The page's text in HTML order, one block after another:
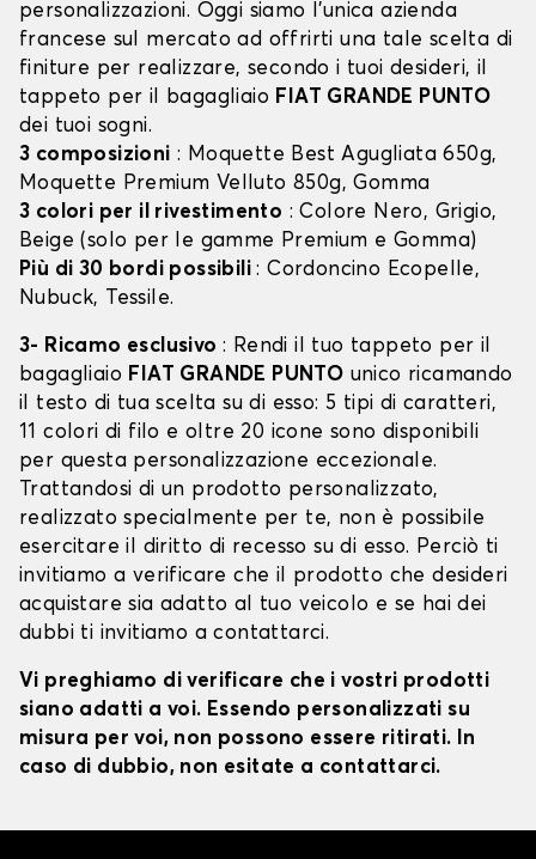
personalizzazioni. Oggi siamo l’unica azienda
francese sul mercato ad offrirti una tale scelta di
finiture per realizzare, secondo i tuoi desideri, il
tappeto per il bagagliaio FIAT GRANDE PUNTO
dei tuoi sogni.
3 composizioni : Moquette Best Agugliata 650g,
Moquette Premium Velluto 850g, Gomma
3 colori per il rivestimento : Colore Nero, Grigio,
Beige (solo per le gamme Premium e Gomma)
Più di 30 bordi possibili: Cordoncino Ecopelle,
Nubuck, Tessile.
3- Ricamo esclusivo : Rendi il tuo tappeto per il
bagagliaio FIAT GRANDE PUNTO unico ricamando
il testo di tua scelta su di esso: 5 tipi di caratteri,
11 colori di filo e oltre 20 icone sono disponibili
per questa personalizzazione eccezionale.
Trattandosi di un prodotto personalizzato,
realizzato specialmente per te, non è possibile
esercitare il diritto di recesso su di esso. Perciò ti
invitiamo a verificare che il prodotto che desideri
acquistare sia adatto al tuo veicolo e se hai dei
dubbi ti invitiamo a contattarci.
Vi preghiamo di verificare che i vostri prodotti
siano adatti a voi. Essendo personalizzati su
misura per voi, non possono essere ritirati. In
caso di dubbio, non esitate a contattarci.